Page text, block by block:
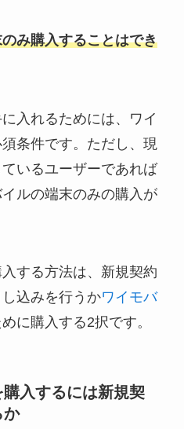
み購入することはでき
入れるためには、ワイ
条件です。ただし、現
いるユーザーであれば
ルの端末のみの購入が
する方法は、新規契約
込みを行うかワイモバ
に購入する2択です。
入するには新規契
か